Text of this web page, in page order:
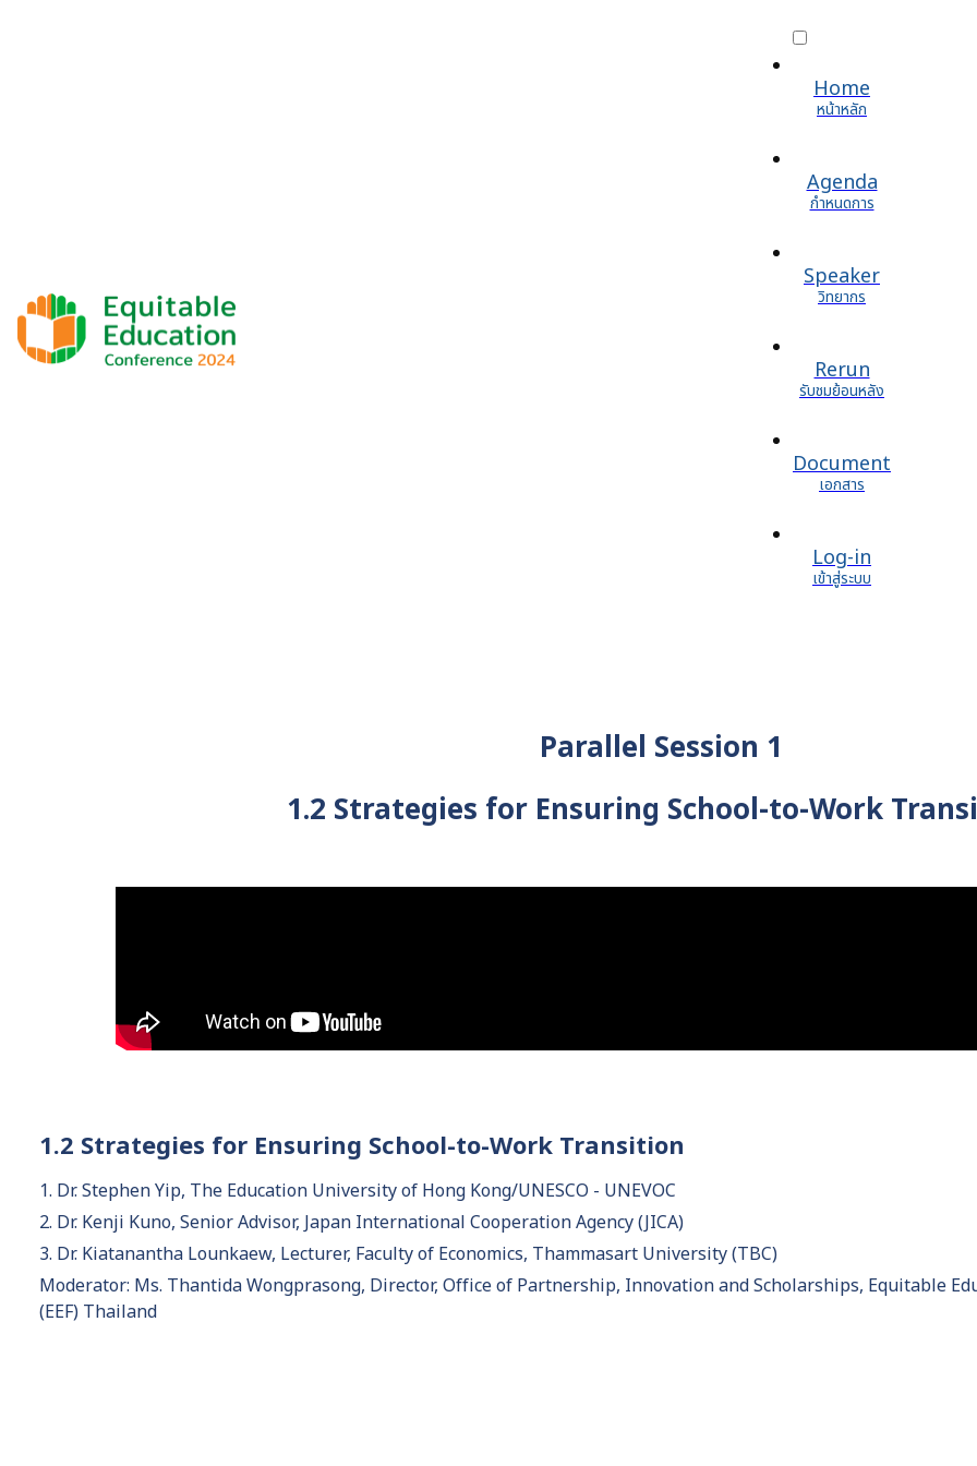
Home
หน้าหลัก
Agenda
กำหนดการ
Speaker
วิทยากร
Rerun
รับชมย้อนหลัง
Document
เอกสาร
Log-in
เข้าสู่ระบบ
Parallel Session 1
1.2 Strategies for Ensuring School-to-Work
1.2 Strategies for Ensuring School-to-Work Transition
1. Dr. Stephen Yip, The Education University of Hong Kong/UNESCO - UNEVOC
2. Dr. Kenji Kuno, Senior Advisor, Japan International Cooperation Agency (JICA)
3. Dr. Kiatanantha Lounkaew, Lecturer, Faculty of Economics, Thammasart University (TBC)
Moderator: Ms. Thantida Wongprasong, Director, Office of Partnership, Innovation and Scholarships, Equitable
(EEF) Thailand